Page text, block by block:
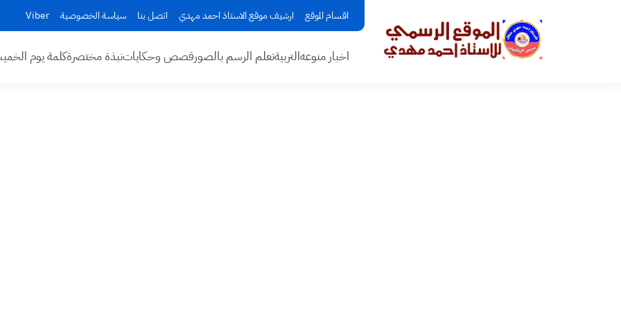
اقسام الموقع ارشيف موقع الاستاذ احمد مهدي اتصل بنا سياسة الخصوصية Viber
اخبار منوعهالتربيةتعلم الرسم بالصورقصص وحكاياتنبذة مختصرةكلمة يوم